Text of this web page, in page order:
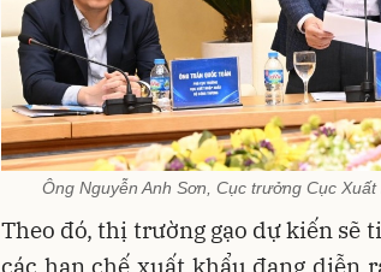
Ông Nguyễn Anh Sơn, Cục trưởng Cục
Theo đó, thị trường gạo dự kiến sẽ